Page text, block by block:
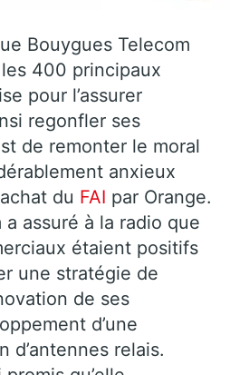
Bouygues Telecom
400 principaux
pour l’assurer
regonfler ses
de remonter le moral
anxieux
du FAI par Orange.
assuré à la radio que
étaient positifs
une stratégie de
de ses
d’une
d’antennes relais.